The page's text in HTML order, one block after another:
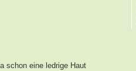
schon eine ledrige Haut